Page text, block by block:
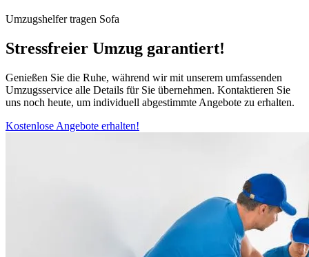
Umzugshelfer tragen Sofa
Stressfreier Umzug garantiert!
Genießen Sie die Ruhe, während wir mit unserem umfassenden
Umzugsservice alle Details für Sie übernehmen. Kontaktieren Sie
uns noch heute, um individuell abgestimmte Angebote zu erhalten.
Kostenlose Angebote erhalten!